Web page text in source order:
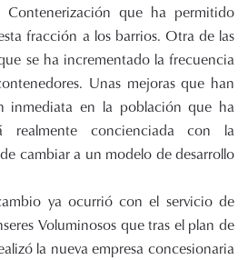
que ha permitido
fracción a los barrios. Otra de las
se ha incrementado la frecuencia
Unas mejoras que han
inmediata en la población que ha
realmente concienciada con la
cambiar a un modelo de desarrollo
ya ocurrió con el servicio de
Voluminosos que tras el plan de
la nueva empresa concesionaria